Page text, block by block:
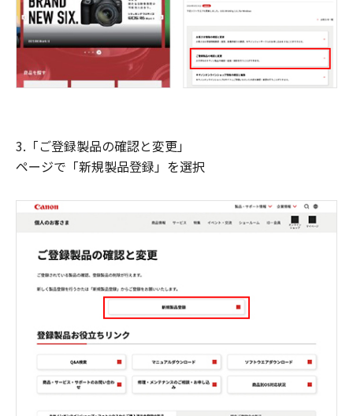
3.「ご登録製品の確認と変更」
ページで「新規製品登録」を選択